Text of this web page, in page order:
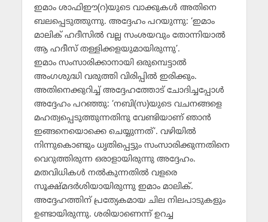
ഇമാം ശാഫിഈ(റ)യുടെ വാക്കുകള്‍ അതിനെ
ബലപ്പെടുത്തുന്നു. അദ്ദേഹം പറയുന്നു: ‘ഇമാം
മാലിക് ഹദീസില്‍ വല്ല സംശയവും തോന്നിയാല്‍
ആ ഹദീസ് തള്ളിക്കളയുമായിരുന്നു’.
ഇമാം സംസാരിക്കാനായി ഒരുമ്പെട്ടാല്‍
അംഗശുദ്ധി വരുത്തി വിരിപ്പില്‍ ഇരിക്കും.
അതിനെക്കുറിച്ച് അദ്ദേഹത്തോട് ചോദിച്ചപ്പോള്‍
അദ്ദേഹം പറഞ്ഞു: ‘നബി(സ)യുടെ വചനങ്ങളെ
മഹത്വപ്പെടുത്തുന്നതിനു വേണ്ടിയാണ് ഞാന്‍
ഇങ്ങനെയൊക്കെ ചെയ്യുന്നത്’. വഴിയില്‍
നിന്നുകൊണ്ടും ധൃതിപ്പെട്ടും സംസാരിക്കുന്നതിനെ
വെറുത്തിരുന്ന ഒരാളായിരുന്നു അദ്ദേഹം.
മതവിധികള്‍ നല്‍കുന്നതില്‍ വളരെ
സൂക്ഷ്മദര്‍ശിയായിരുന്നു ഇമാം മാലിക്.
അദ്ദേഹത്തിന് പ്രത്യേകമായ ചില നിലപാടുകളും
ഉണ്ടായിരുന്നു. ശരിയാണെന്ന് ഉറച്ച